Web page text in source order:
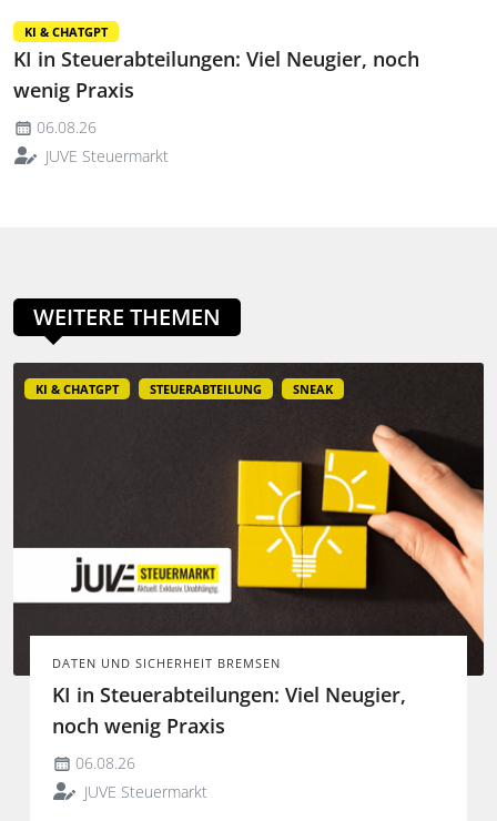
KI & CHATGPT
KI in Steuerabteilungen: Viel Neugier, noch
wenig Praxis
06.08.26
JUVE Steuermarkt
WEITERE THEMEN
KI & CHATGPT STEUERABTEILUNG SNEAK
DATEN UND SICHERHEIT BREMSEN
KI in Steuerabteilungen: Viel Neugier,
noch wenig Praxis
06.08.26
JUVE Steuermarkt